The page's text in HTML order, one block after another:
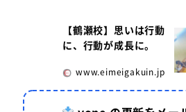
【鶴瀬校】思いは行動
に、行動が成長に。
www.eimeigakuin.jp